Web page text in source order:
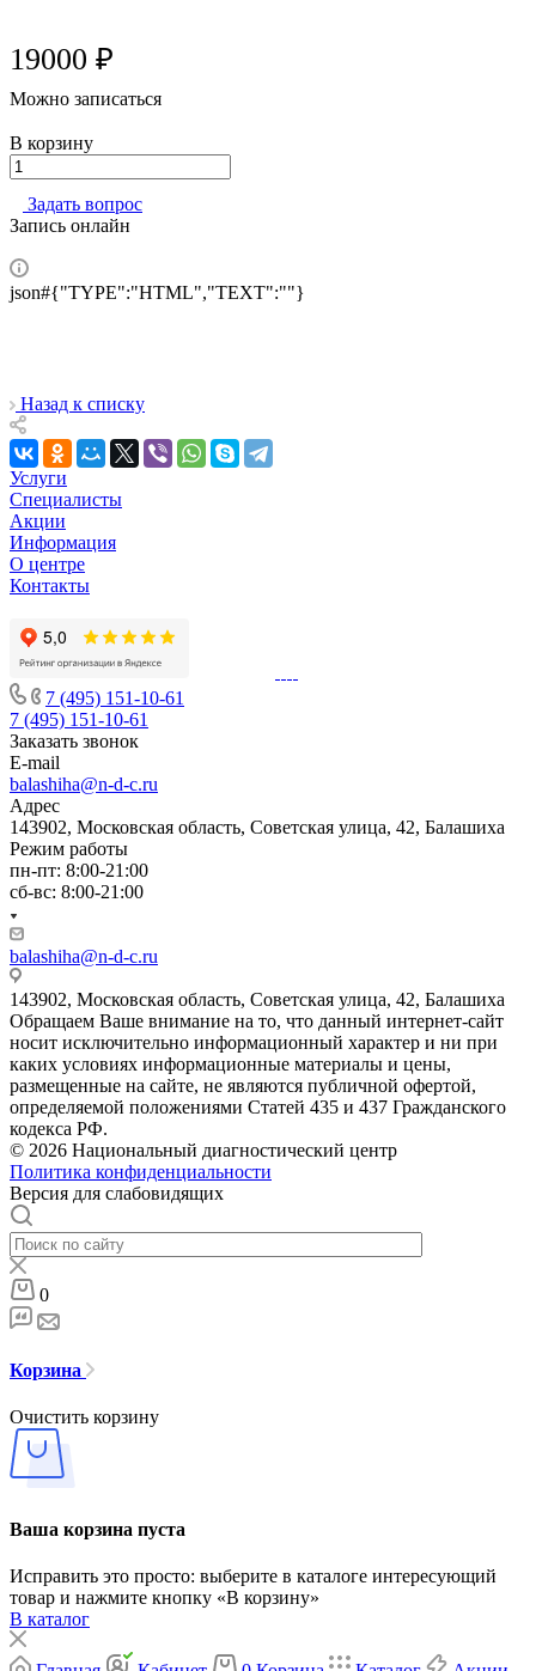
19000 ₽
Можно записаться
В корзину
Задать вопрос
Запись онлайн
json#{"TYPE":"HTML","TEXT":""}
Назад к списку
Услуги
Специалисты
Акции
Информация
О центре
Контакты
7 (495) 151-10-61
7 (495) 151-10-61
Заказать звонок
E-mail
balashiha@n-d-c.ru
Адрес
143902, Московская область, Советская улица, 42, Балашиха
Режим работы
пн-пт: 8:00-21:00
сб-вс: 8:00-21:00
balashiha@n-d-c.ru
143902, Московская область, Советская улица, 42, Балашиха
Обращаем Ваше внимание на то, что данный интернет-сайт
носит исключительно информационный характер и ни при
каких условиях информационные материалы и цены,
размещенные на сайте, не являются публичной офертой,
определяемой положениями Статей 435 и 437 Гражданского
кодекса РФ.
© 2026 Национальный диагностический центр
Политика конфиденциальности
Версия для слабовидящих
0
Корзина
Очистить корзину
Ваша корзина пуста
Исправить это просто: выберите в каталоге интересующий
товар и нажмите кнопку «В корзину»
В каталог